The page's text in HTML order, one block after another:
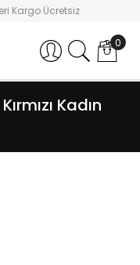
Kargo Ücretsiz
Hesabım 0
Kadın